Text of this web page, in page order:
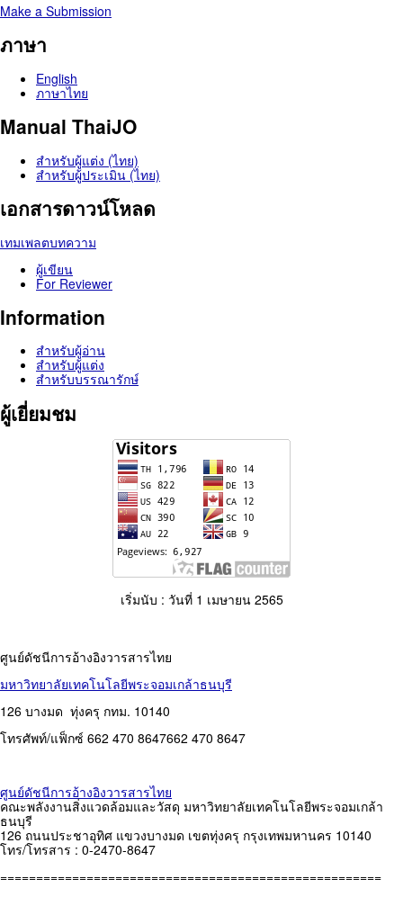
Make a Submission
ภาษา
English
ภาษาไทย
Manual ThaiJO
สำหรับผู้แต่ง (ไทย)
สำหรับผู้ประเมิน (ไทย)
เอกสารดาวน์โหลด
เทมเพลตบทความ
ผู้เขียน
For Reviewer
Information
สำหรับผู้อ่าน
สำหรับผู้แต่ง
สำหรับบรรณารักษ์
ผู้เยี่ยมชม
เริ่มนับ : วันที่ 1 เมษายน 2565
ศูนย์ดัชนีการอ้างอิงวารสารไทย
มหาวิทยาลัยเทคโนโลยีพระจอมเกล้าธนบุรี
126 บางมด ทุ่งครุ กทม. 10140
โทรศัพท์/แฟ็กซ์ 662 470 8647662 470 8647
ศูนย์ดัชนีการอ้างอิงวารสารไทย
คณะพลังงานสิ่งแวดล้อมและวัสดุ มหาวิทยาลัยเทคโนโลยีพระจอมเกล้า
ธนบุรี
126 ถนนประชาอุทิศ แขวงบางมด เขตทุ่งครุ กรุงเทพมหานคร 10140
โทร/โทรสาร : 0-2470-8647
=====================================================